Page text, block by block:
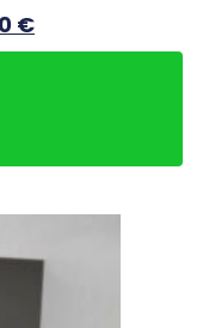
€